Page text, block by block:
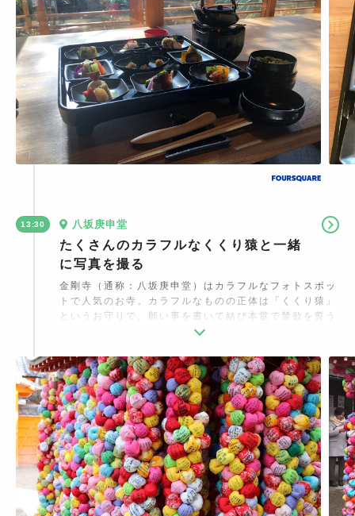
13:30 八坂庚申堂
たくさんのカラフルなくくり猿と一緒
に写真を撮る
金剛寺（通称：八坂庚申堂）はカラフルなフォトスポッ
トで人気のお寺。カラフルなものの正体は「くくり猿」
というお守りで、願い事を書いて結び本堂で禁欲を誓う
と願いが叶うとされています。一つ一つ手作りで個数が
背景は浴衣とも合うので色鮮やかな素敵な写真が撮って
みてはいかがでしょう。